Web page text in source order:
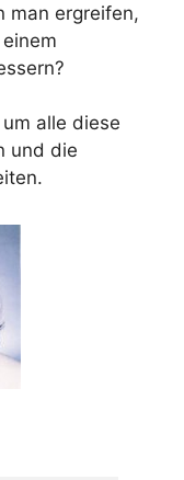
man ergreifen,
alle diese
und die